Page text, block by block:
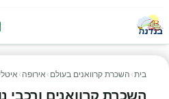
בית› השכרת קרוואנים בעולם › אירופה ›
השכרת קרוואנים ורכבי